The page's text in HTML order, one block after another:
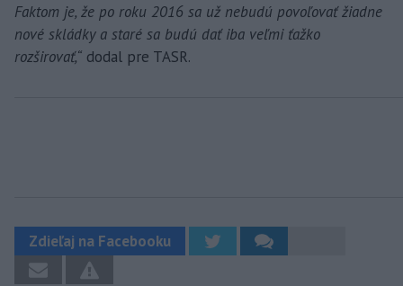
Faktom je, že po roku 2016 sa už nebudú povoľovať žiadne
nové skládky a staré sa budú dať iba veľmi ťažko
rozširovať,“ dodal pre TASR.
Zdieľaj na Facebooku